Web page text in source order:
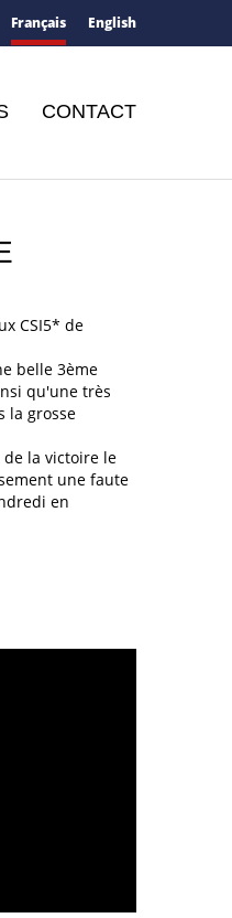
Français English
CONTACT
CSI5* de
belle 3ème
qu'une très
la grosse
la victoire le
une faute
en